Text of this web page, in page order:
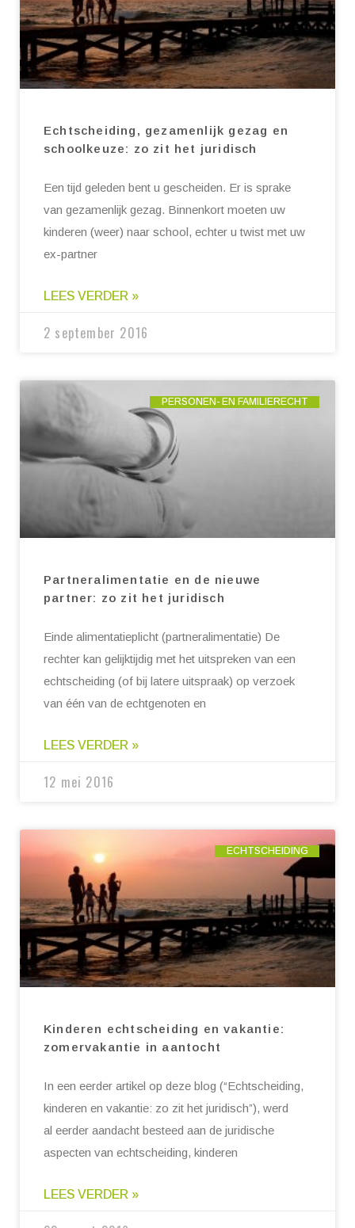
Echtscheiding, gezamenlijk gezag en
schoolkeuze: zo zit het juridisch
Een tijd geleden bent u gescheiden. Er is sprake
van gezamenlijk gezag. Binnenkort moeten uw
kinderen (weer) naar school, echter u twist met uw
ex-partner
LEES VERDER »
2 september 2016
PERSONEN- EN FAMILIERECHT
Partneralimentatie en de nieuwe
partner: zo zit het juridisch
Einde alimentatieplicht (partneralimentatie) De
rechter kan gelijktijdig met het uitspreken van een
echtscheiding (of bij latere uitspraak) op verzoek
van één van de echtgenoten en
LEES VERDER »
12 mei 2016
ECHTSCHEIDING
Kinderen echtscheiding en vakantie:
zomervakantie in aantocht
In een eerder artikel op deze blog (“Echtscheiding,
kinderen en vakantie: zo zit het juridisch”), werd
al eerder aandacht besteed aan de juridische
aspecten van echtscheiding, kinderen
LEES VERDER »